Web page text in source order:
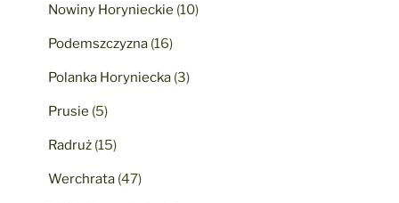
Nowiny Horynieckie (10)
Podemszczyzna (16)
Polanka Horyniecka (3)
Prusie (5)
Radruż (15)
Werchrata (47)